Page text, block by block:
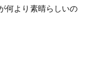
何より素晴らしいの